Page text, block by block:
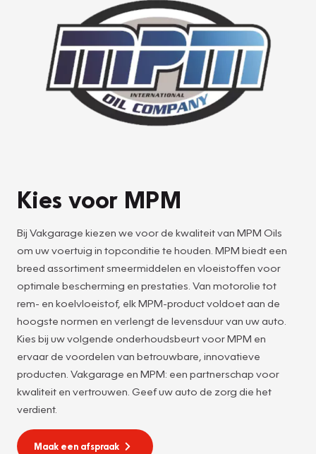
Kies voor MPM
Bij Vakgarage kiezen we voor de kwaliteit van MPM Oils
om uw voertuig in topconditie te houden. MPM biedt een
breed assortiment smeermiddelen en vloeistoffen voor
optimale bescherming en prestaties. Van motorolie tot
rem- en koelvloeistof, elk MPM-product voldoet aan de
hoogste normen en verlengt de levensduur van uw auto.
Kies bij uw volgende onderhoudsbeurt voor MPM en
ervaar de voordelen van betrouwbare, innovatieve
producten. Vakgarage en MPM: een partnerschap voor
kwaliteit en vertrouwen. Geef uw auto de zorg die het
verdient.
Maak een afspraak